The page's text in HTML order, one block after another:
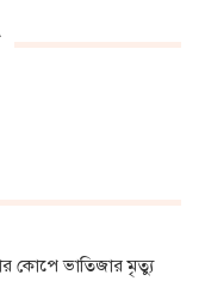
কােপে ভাতিজার মৃত্যু